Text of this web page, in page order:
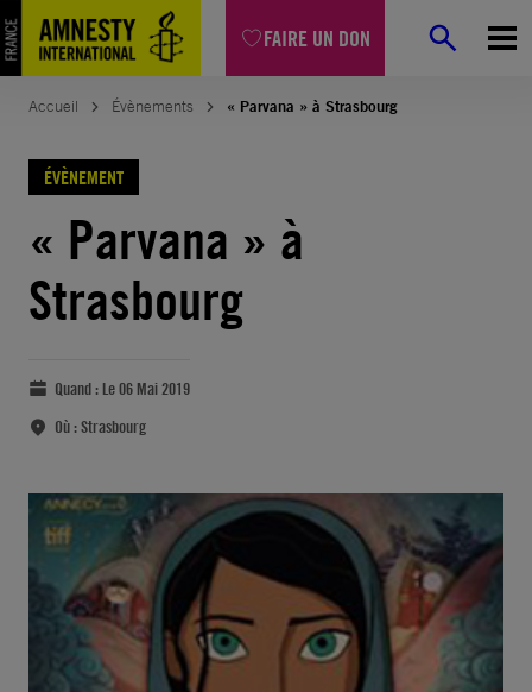
FAIRE UN DON
Accueil Évènements « Parvana » à Strasbourg
ÉVÈNEMENT
« Parvana » à
Strasbourg
Quand : Le 06 Mai 2019
Où :Strasbourg